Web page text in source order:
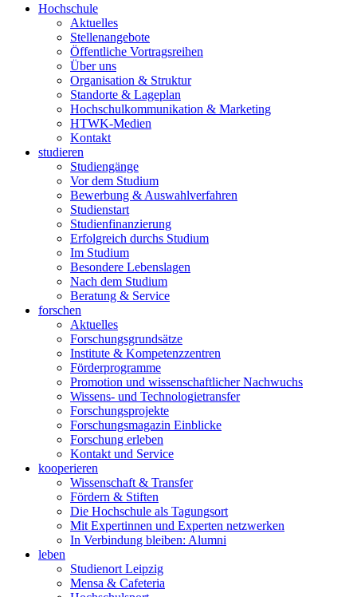
Hochschule
Aktuelles
Stellenangebote
Öffentliche Vortragsreihen
Über uns
Organisation & Struktur
Standorte & Lageplan
Hochschulkommunikation & Marketing
HTWK-Medien
Kontakt
studieren
Studiengänge
Vor dem Studium
Bewerbung & Auswahlverfahren
Studienstart
Studienfinanzierung
Erfolgreich durchs Studium
Im Studium
Besondere Lebenslagen
Nach dem Studium
Beratung & Service
forschen
Aktuelles
Forschungsgrundsätze
Institute & Kompetenzzentren
Förderprogramme
Promotion und wissenschaftlicher Nachwuchs
Wissens- und Technologietransfer
Forschungsprojekte
Forschungsmagazin Einblicke
Forschung erleben
Kontakt und Service
kooperieren
Wissenschaft & Transfer
Fördern & Stiften
Die Hochschule als Tagungsort
Mit Expertinnen und Experten netzwerken
In Verbindung bleiben: Alumni
leben
Studienort Leipzig
Mensa & Cafeteria